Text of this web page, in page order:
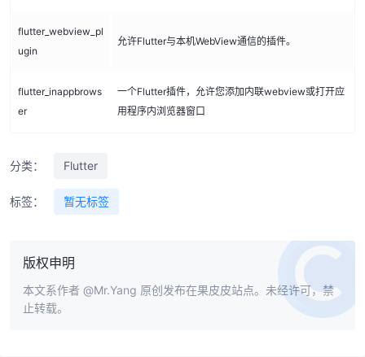
flutter_webview_pl
ugin
允许Flutter与本机WebView通信的插件。
flutter_inappbrows
er
一个Flutter插件，允许您添加内联webview或打开应
用程序内浏览器窗口
分类： Flutter
标签： 暂无标签
版权申明
本文系作者 @Mr.Yang 原创发布在果皮皮站点。未经许可，禁
止转载。